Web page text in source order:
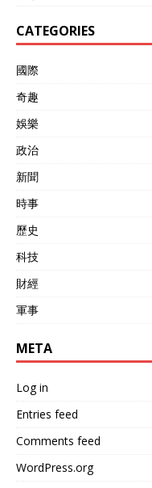
军问题，中国之前已经多次
表明了态度，特朗普为什么
还是多次试探想拉着中国一
有自己的算盘，很大可能借
着裁军问题削弱中国的和平
核力量。 如果中方不同意的
话，美国再动用全球舆论压
条件。 所以在中方这次回绝
之后，同日五角大楼也“变
脸”了。 美国防部长赫格塞
思宣称， 他们已就微软在国
划）远程聘请中国工程师参
与云系统支援一事，正式向
公司发函表达关切， 要求对
微软的数码护卫计划进行第
事领域“安全性”等问题。 美
媒认为这只是一道表面指
军事技术领域合作极少，可
以说是几乎为零。 他们在7
月份也已经宣布，要将中国
工程师排除在敏感技术项目
体报道中国员工被解雇的消
CATEGORIES
國際
奇趣
娛樂
政治
新聞
時事
歷史
科技
財經
軍事
META
Log in
Entries feed
Comments feed
WordPress.org